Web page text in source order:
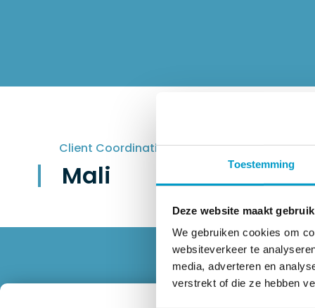
Toestemming
Deze website maakt
We gebruiken cookies om
websiteverkeer te
media, adverteren en
verstrekt of die ze hebben
Client Coordination Team
Mali